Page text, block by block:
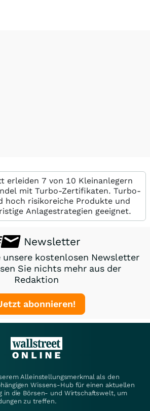
erleiden 7 von 10 Kleinanlegern
mit Turbo-Zertifikaten. Turbo-
hoch risikoreiche Produkte und
Anlagestrategien geeignet.
Newsletter
unsere kostenlosen Newsletter
Sie nichts mehr aus der
Redaktion
abonnieren!
Alleinstellungsmerkmal als den
Wissens-Hub für einen aktuellen
in die Börsen- und Wirtschaftswelt, um
zu treffen.